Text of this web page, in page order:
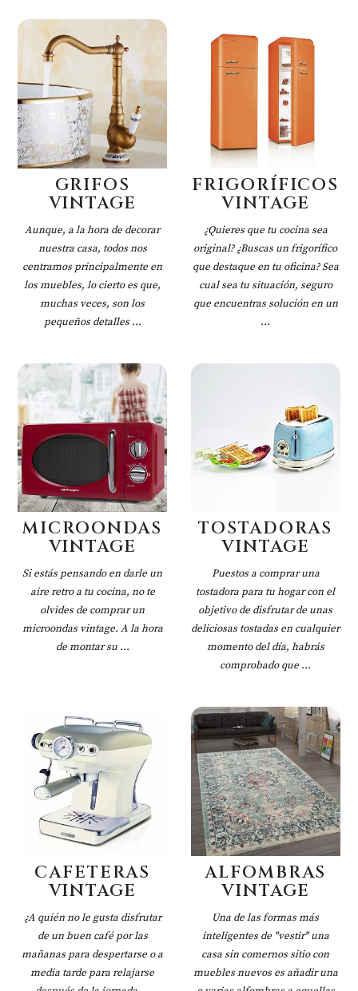
GRIFOS
VINTAGE
Aunque, a la hora de decorar
nuestra casa, todos nos
centramos principalmente en
los muebles, lo cierto es que,
muchas veces, son los
pequeños detalles ...
FRIGORÍFICOS
VINTAGE
¿Quieres que tu cocina sea
original? ¿Buscas un frigorífico
que destaque en tu oficina? Sea
cual sea tu situación, seguro
que encuentras solución en un
...
MICROONDAS
VINTAGE
Si estás pensando en darle un
aire retro a tu cocina, no te
olvides de comprar un
microondas vintage. A la hora
de montar su ...
TOSTADORAS
VINTAGE
Puestos a comprar una
tostadora para tu hogar con el
objetivo de disfrutar de unas
deliciosas tostadas en cualquier
momento del día, habrás
comprobado que ...
CAFETERAS
VINTAGE
¿A quién no le gusta disfrutar
de un buen café por las
mañanas para despertarse o a
media tarde para relajarse
ALFOMBRAS
VINTAGE
Una de las formas más
inteligentes de "vestir" una
casa sin comernos sitio con
muebles nuevos es añadir una